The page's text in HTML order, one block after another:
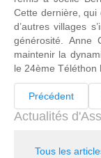
Cette dernière, qui
d’autres villages
générosité. Anne
maintenir la
le 24ème Téléthon
Précédent
Actualités
Tous les